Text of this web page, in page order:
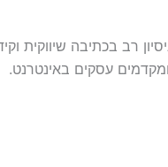
רב בכתיבה שיווקית
עסקים באינטרנט.